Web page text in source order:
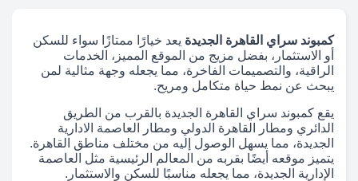
كمبوند سراي القاهرة الجديدة يعد خيارًا ممتازًا سواء للسكن
أو الاستثمار، بفضل مزيج من الموقع المميز، الخدمات
الراقية، والتصميمات الفاخرة، مما يجعله وجهة مثالية لمن
يبحث عن نمط حياة متكامل ومريح.
يقع كمبوند سراي القاهرة الجديدة بالقرب من الطريق
الدائري ومطار القاهرة الدولي ومطار العاصمة الادارية
الجديدة، مما يسهل الوصول إليه من مختلف مناطق القاهرة.
يتميز موقعه أيضًا بقربه من المعالم الرئيسية مثل العاصمة
الإدارية الجديدة، مما يجعله مناسبًا للسكن والاستثمار.